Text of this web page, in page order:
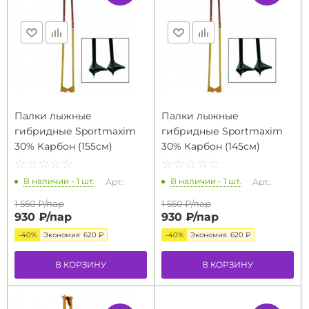
Палки лыжные
гибридные Sportmaxim
30% Карбон (155см)
☆ ☆ ☆ ☆ ☆
★ ★ ★ ★ ★
В наличии - 1 шт. Арт.:
1 550 ₽/пар
930 ₽/пар
-40% Экономия 620 ₽
В КОРЗИНУ
Палки лыжные
гибридные Sportmaxim
30% Карбон (145см)
☆ ☆ ☆ ☆ ☆
★ ★ ★ ★ ★
В наличии - 1 шт. Арт.:
1 550 ₽/пар
930 ₽/пар
-40% Экономия 620 ₽
В КОРЗИНУ